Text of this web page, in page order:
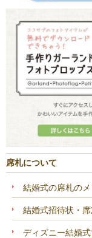
席札について
結婚式の席札の
結婚式招待状・
ディズニー結婚